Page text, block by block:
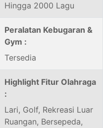
Hingga 2000 Lagu
Peralatan Kebugaran &
Gym :
Tersedia
Highlight Fitur Olahraga
:
Lari, Golf, Rekreasi Luar
Ruangan, Bersepeda,